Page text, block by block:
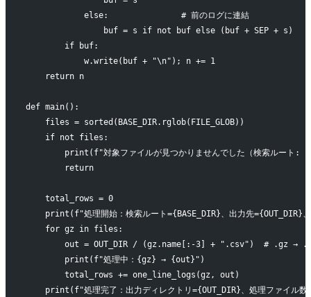
            else:               # 前のログに連結
                buf = s if not buf else (buf + SEP + s)
        if buf:
            w.write(buf + "\n"); n += 1
    return n
def main():
    files = sorted(BASE_DIR.rglob(FILE_GLOB))
    if not files:
print(f"対象ファイルが見つかりませんでした（検索ルート
        return
    total_rows = 0
print(f"処理開始：検索ルート={BASE_DIR}、出力先={OUT_DIR}
    for gz in files:
out = OUT_DIR / (gz.name[:-3] + ".csv")  # .gz →
        print(f"処理中：{gz} → {out}")
        total_rows += one_line_logs(gz, out)
print(f"処理完了：出力ディレクトリ={OUT_DIR}、処理ファイル